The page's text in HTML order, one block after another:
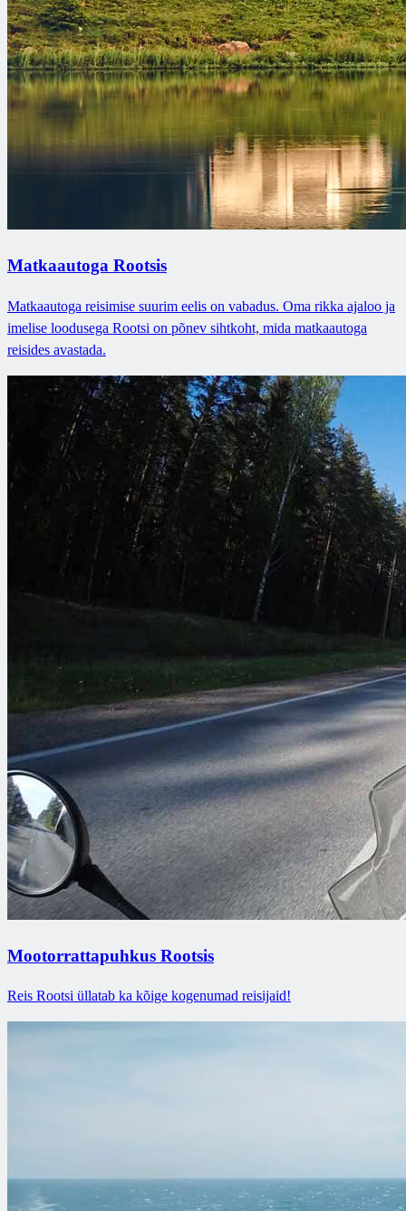
Matkaautoga Rootsis
Matkaautoga reisimise suurim eelis on vabadus. Oma rikka ajaloo ja
imelise loodusega Rootsi on põnev sihtkoht, mida matkaautoga
reisides avastada.
Mootorrattapuhkus Rootsis
Reis Rootsi üllatab ka kõige kogenumad reisijaid!